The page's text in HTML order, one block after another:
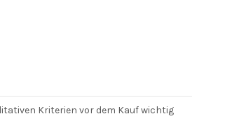
Kriterien vor dem Kauf wichtig